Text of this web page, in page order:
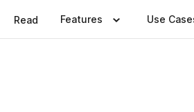
Read Features Use